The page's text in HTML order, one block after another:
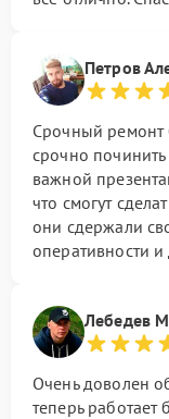
Петров
Срочный
срочно
важной
что смогут
они сдержали
оперативности
Лебедев
Очень доволен
теперь работает